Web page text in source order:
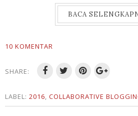
BACA
10 KOMENTAR
SHARE:
LABEL: 2016, COLLABORATIVE